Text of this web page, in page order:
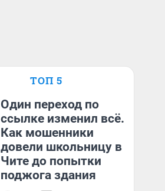
ТОП 5
Один переход по
ссылке изменил всё.
Как мошенники
довели школьницу в
Чите до попытки
поджога здания